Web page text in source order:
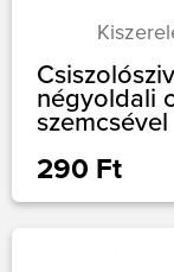
négyoldali
szemcsével
290 Ft